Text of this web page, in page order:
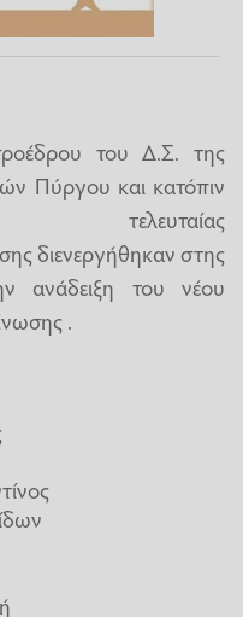
του Δ.Σ. της
Πύργου και κατόπιν
διενεργήθηκαν στης
ανάδειξη του νέου
.